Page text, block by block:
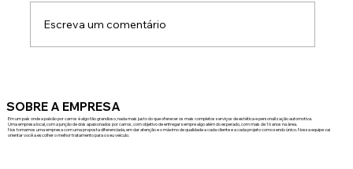
Automotiva para a Saúde e Segurança
no Seu Veículo
Escreva um comentário
SOBRE A EMPRESA
Em um país onde a paixão por carros é algo tão grandioso, nada mais justo do que oferecer os mais completos serviços de estética e personalização automotiva.
Uma empresa local, com a junção de dois apaixonados por carros, com objetivo de entregar sempre algo além do esperado, com mais de 16 anos na área.
Nos tornamos uma empresa com uma proposta diferenciada, em dar atenção e o máximo de qualidade a cada cliente e a cada projeto como sendo único. Nossa equipe vai
orientar você a escolher o melhor tratamento para o seu veículo.